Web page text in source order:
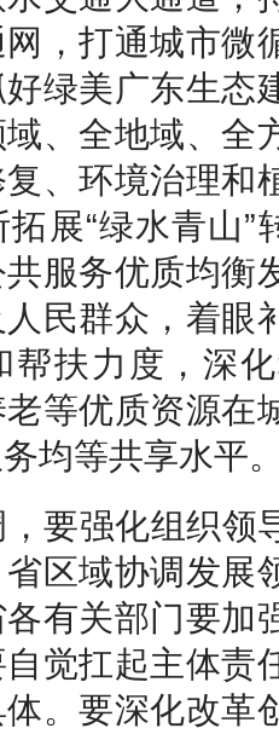
，打通城市微
绿美广东生态
、全地域、全
、环境治理和
展“绿水青山”
服务优质均衡
民群众，着眼
帮扶力度，深
等优质资源在
均等共享水平
要强化组织领
区域协调发展
有关部门要加
觉扛起主体责
。要深化改革